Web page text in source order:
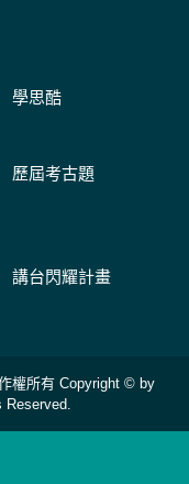
學思酷
歷屆考古題
講台閃耀計畫
權所有 Copyright © by